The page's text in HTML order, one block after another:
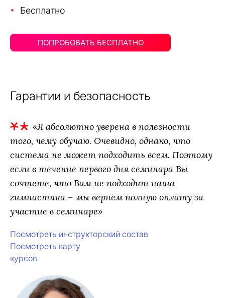
Бесплатно
Гарантии и безопасность
«Я абсолютно уверена в полезности
того, чему обучаю. Очевидно, однако, что
система не может подходить всем. Поэтому
если в течение первого дня семинара Вы
сочтете, что Вам не подходит наша
гимнастика – мы вернем полную оплату за
участие в семинаре»
Посмотреть инструкторский состав
Посмотреть карту
курсов